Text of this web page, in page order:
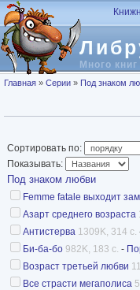
Перейти к основному
Много книг
Вы здесь
Главная » Серии » Под знаком
Сортировать по:
Показывать:
Под знаком любви
Femme fatale выходит
Азарт среднего возраста
Антистерва 1309K, 314 с.
Би-ба-бо 982K, 183 с. -
Возраст третьей любви
Все страсти мегаполиса